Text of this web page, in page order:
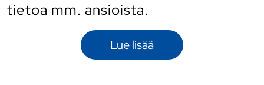
tietoa mm. ansioista.
Lue lisää